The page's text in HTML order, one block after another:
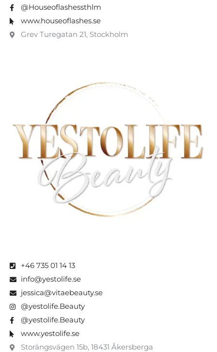
@Houseoflashessthlm
www.houseoflashes.se
Grev Turegatan 21, Stockholm
+46 735 01 14 13
info@yestolife.se
jessica@vitaebeauty.se
@yestolife.Beauty
@yestolife.Beauty
www.yestolife.se
Storängsvägen 15b, 18431 Åkersberga